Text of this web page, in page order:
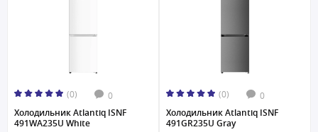
(0) 0
Холодильник Atlantiq ISNF
491WA235U White
(0) 0
Холодильник Atlantiq ISNF
491GR235U Gray